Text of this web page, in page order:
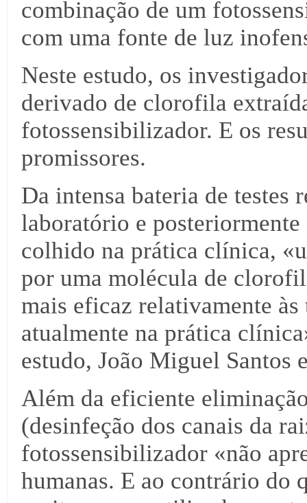
combinação de um
com uma fonte de luz
Neste estudo, os
derivado de clorofila
fotossensibilizador. E os
promissores.
Da intensa bateria de testes
laboratório e
colhido na prática clínica,
por uma molécula de
mais eficaz relativamente às
atualmente na prática
estudo, João Miguel Santos
Além da eficiente
(desinfeção dos canais da
fotossensibilizador «não
humanas. E ao contrário do